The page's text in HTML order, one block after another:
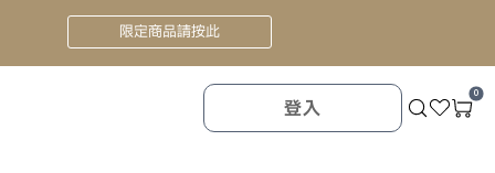
限定商品請按此
登入
0